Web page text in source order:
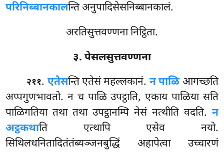
परिनिब्बानकालन्ति अनुपादिसेसनिब्बानकालं.
अरतिसुत्तवण्णना निट्ठिता.
३. पेसलसुत्तवण्णना
२११. एतेसन्तिएतेसं महल्लकानं. न पाळिआगच्छति
अप्पगुणभावतो. न च पाळिउपट्ठाति, एकाय पाळिया सति
पाळिगतिया तथा तथा उपट्ठानम्पि नेसं नत्थीति वदति. न
अट्ठकथाति एत्थापि एसेव नयो.
सिथिलधनितादितंतंब्यञ्जनबुद्धिं अहापेत्वा उच्चारणं